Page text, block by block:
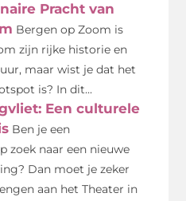
Pracht van
Bergen op Zoom is
zijn rijke historie en
maar wist je dat het
is? In dit...
Een culturele
Ben je een
zoek naar een nieuwe
Dan moet je zeker
aan het Theater in